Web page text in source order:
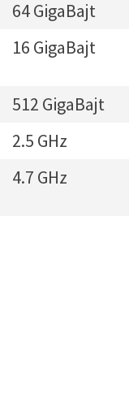
64 GigaBajt
16 GigaBajt
512 GigaBajt
2.5 GHz
4.7 GHz